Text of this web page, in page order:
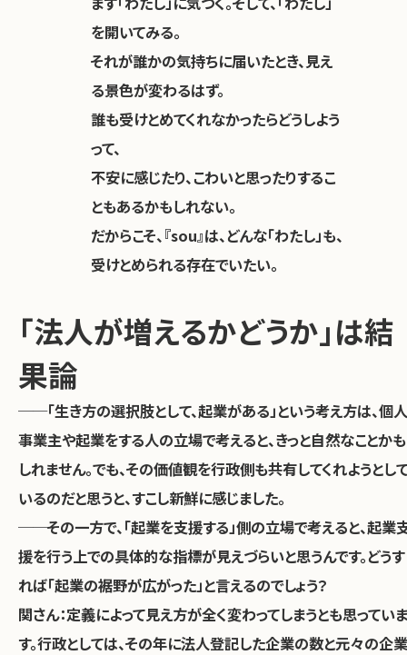
を開いてみる。
それが誰かの気持ちに届いたとき、見え
る景色が変わるはず。
誰も受けとめてくれなかったらどうしよう
って、
不安に感じたり、こわいと思ったりするこ
ともあるかもしれない。
だからこそ、『sou』は、どんな「わたし」も、
受けとめられる存在でいたい。
「法人が増えるかどうか」は結
果論
──「生き方の選択肢として、起業がある」という考え方は、個人
事業主や起業をする人の立場で考えると、きっと自然なことかも
しれません。でも、その価値観を行政側も共有してくれようとし
いるのだと思うと、すこし新鮮に感じました。
──その一方で、「起業を支援する」側の立場で考えると、起業
援を行う上での具体的な指標が見えづらいと思うんです。どうす
れば「起業の裾野が広がった」と言えるのでしょう？
関さん：定義によって見え方が全く変わってしまうとも思っていま
す。行政としては、その年に法人登記した企業の数と元々の企業